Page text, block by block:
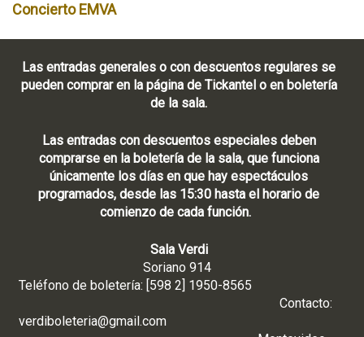
Concierto EMVA
Las entradas generales o con descuentos regulares se
pueden comprar en la página de Tickantel o en boletería
de la sala.
Las entradas con descuentos especiales deben
comprarse en la boletería de la sala, que funciona
únicamente los días en que hay espectáculos
programados, desde las 15:30 hasta el horario de
comienzo de cada función.
Sala Verdi
Soriano 914
Teléfono de boletería: [598 2] 1950-8565
Contacto:
verdiboleteria@gmail.com